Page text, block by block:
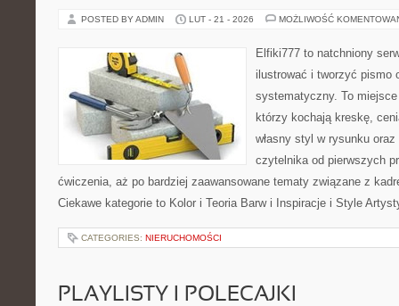
POSTED BY ADMIN LUT - 21 - 2026 MOŻLIWOŚĆ
Elfiki777 to natchniony
ilustrować i tworzyć pismo
systematyczny. To
którzy kochają kreskę,
własny styl w rysunku
czytelnika od pierwszych
ćwiczenia, aż po bardziej zaawansowane tematy związane z
Ciekawe kategorie to Kolor i Teoria Barw i Inspiracje i Style
CATEGORIES: NIERUCHOMOŚCI
PLAYLISTY I POLECAJKI